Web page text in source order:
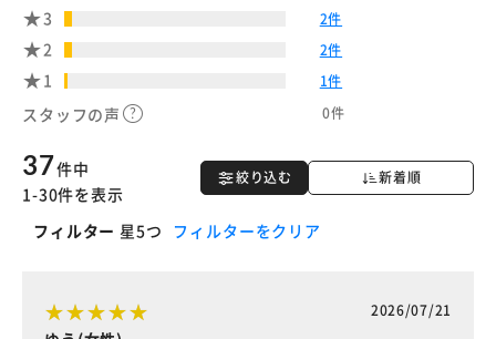
3 2件
2 2件
1 1件
スタッフの声 0件
絞り込む 新着順
37件中
1-30件を表示
フィルター 星5つ フィルターをクリア
2026/07/21